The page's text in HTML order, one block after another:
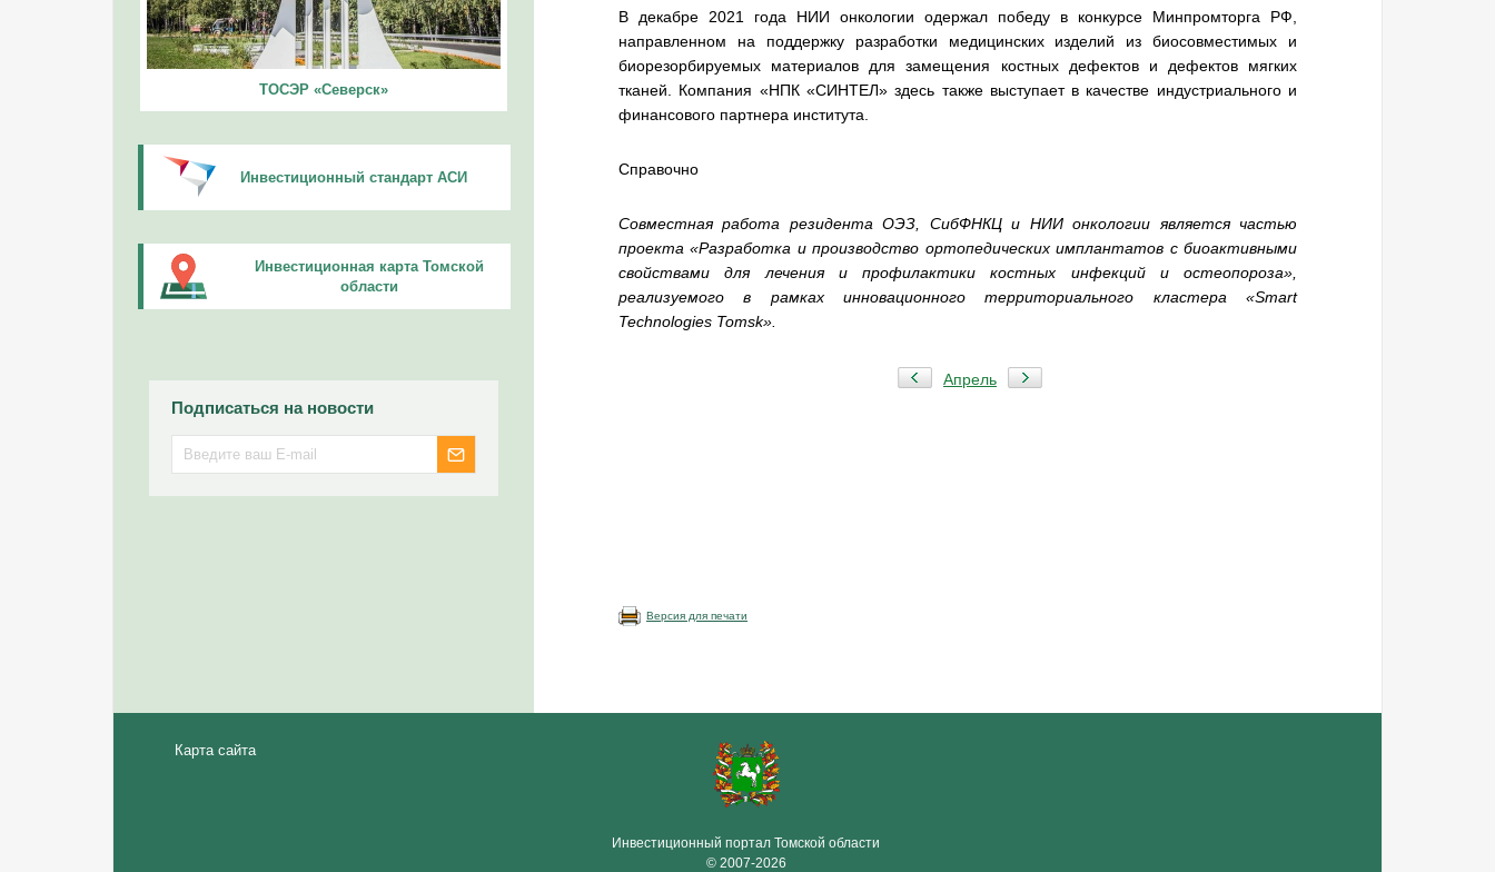
ТОСЭР «Северск»
Инвестиционный стандарт АСИ
Инвестиционная карта Томской
области
Подписаться на новости
В декабре 2021 года НИИ онкологии одержал победу в конкурсе Минпромторга РФ,
направленном на поддержку разработки медицинских изделий из биосовместимых и
биорезорбируемых материалов для замещения костных дефектов и дефектов мягких
тканей. Компания «НПК «СИНТЕЛ» здесь также выступает в качестве индустриального и
финансового партнера института.
Справочно
Совместная работа резидента ОЭЗ, СибФНКЦ и НИИ онкологии является частью
проекта «Разработка и производство ортопедических имплантатов с биоактивными
свойствами для лечения и профилактики костных инфекций и остеопороза»,
реализуемого в рамках инновационного территориального кластера «Smart
Technologies Tomsk».
Апрель
Версия для печати
Карта сайта
Инвестиционный портал Томской области
© 2007-2026